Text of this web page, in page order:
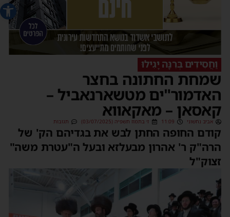
פתח
וַחֲסִידִים בְּרִנָּה יָגִילוּ
שמחת החתונה בחצר
האדמור"ים מטשארנאביל –
קאסאן – מאקאווא
אביב נחשוני 11:09 ז׳ בתמוז תשפ״ה (03/07/2025) תגובות
קודם החופה החתן לבש את בגדיהם הק' של
הרה"ק ר' אהרון מבעלזא ובעל ה"עטרת משה"
זצוק"ל